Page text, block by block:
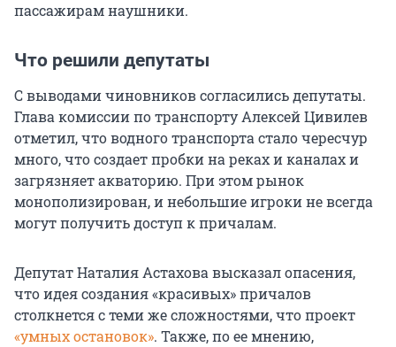
пассажирам наушники.
Что решили депутаты
С выводами чиновников согласились депутаты.
Глава комиссии по транспорту Алексей Цивилев
отметил, что водного транспорта стало чересчур
много, что создает пробки на реках и каналах и
загрязняет акваторию. При этом рынок
монополизирован, и небольшие игроки не всегда
могут получить доступ к причалам.
Депутат Наталия Астахова высказал опасения,
что идея создания «красивых» причалов
столкнется с теми же сложностями, что проект
«умных остановок». Также, по ее мнению,